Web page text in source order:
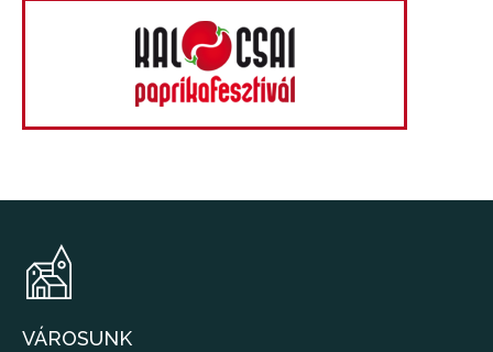
VÁROSUNK